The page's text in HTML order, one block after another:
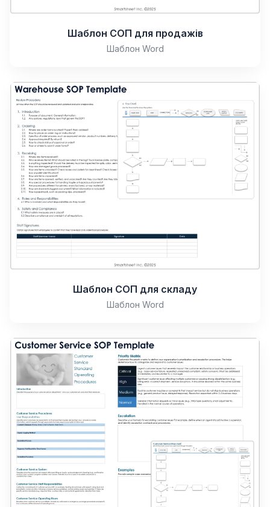
Шаблон СОП для продажів
Шаблон Word
Шаблон СОП для складу
Шаблон Word